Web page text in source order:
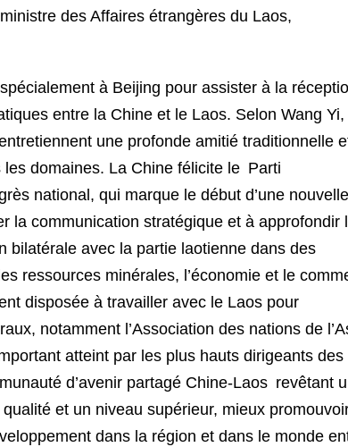
des Affaires étrangères du Laos,
à Beijing pour assister à la
entre la Chine et le Laos. Selon Wang Yi,
une profonde amitié traditionnelle
domaines. La Chine félicite le Parti
national, qui marque le début d’une nouvelle
la communication stratégique et à approfondir
bilatérale avec la partie laotienne dans des
ressources minérales, l’économie et le
disposée à travailler avec le Laos pour
notamment l’Association des nations de
atteint par les plus hauts dirigeants des
d’avenir partagé Chine-Laos revêtant
et un niveau supérieur, mieux
dans la région et dans le monde